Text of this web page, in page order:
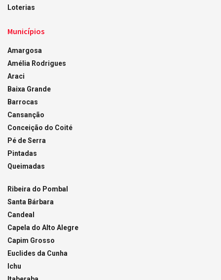
Loterias
Municípios
Amargosa
Amélia Rodrigues
Araci
Baixa Grande
Barrocas
Cansanção
Conceição do Coité
Pé de Serra
Pintadas
Queimadas
Ribeira do Pombal
Santa Bárbara
Candeal
Capela do Alto Alegre
Capim Grosso
Euclides da Cunha
Ichu